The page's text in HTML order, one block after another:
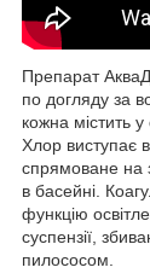
Препарат
по догляду за
кожна містить у
Хлор виступає в
спрямоване на
в басейні.
функцію
суспензії,
пилососом.